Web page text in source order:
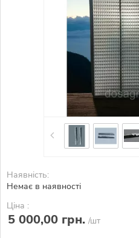
Наявність:
Немає в наявності
Ціна :
5 000,00 грн. /шт